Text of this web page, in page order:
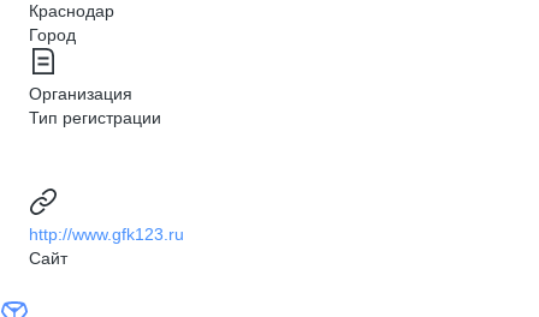
Краснодар
Город
Организация
Тип регистрации
http://www.gfk123.ru
Сайт